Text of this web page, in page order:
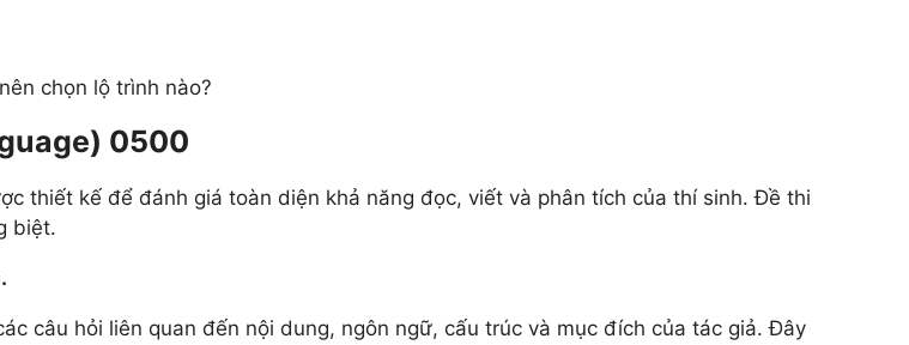
chọn lộ trình nào?
0500
thiết kế để đánh giá toàn diện khả năng đọc, viết và phân tích của thí sinh. Đề thi
biệt.
câu hỏi liên quan đến nội dung, ngôn ngữ, cấu trúc và mục đích của tác giả. Đây